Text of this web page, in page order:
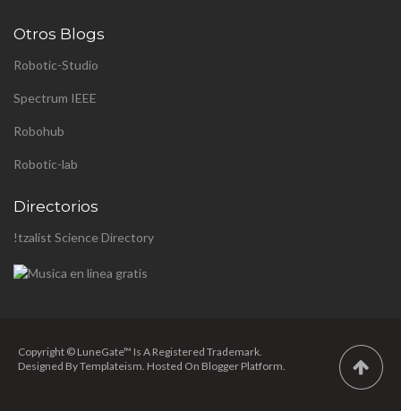
pública p...
Otros Blogs
Robotic-Studio
Spectrum IEEE
Robohub
Robotic-lab
Directorios
!tzalist Science Directory
Copyright © LuneGate™ Is A Registered Trademark.
Designed ByTemplateism . Hosted On Blogger Platform.